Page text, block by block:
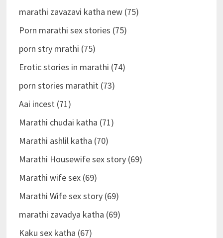
marathi zavazavi katha new (75)
Porn marathi sex stories (75)
porn stry mrathi (75)
Erotic stories in marathi (74)
porn stories marathit (73)
Aai incest (71)
Marathi chudai katha (71)
Marathi ashlil katha (70)
Marathi Housewife sex story (69)
Marathi wife sex (69)
Marathi Wife sex story (69)
marathi zavadya katha (69)
Kaku sex katha (67)